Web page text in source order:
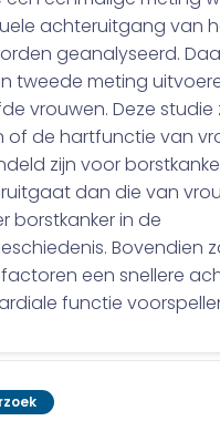
achteruitgang van
geanalyseerd.
tweede meting
vrouwen. Deze studie
of de hartfunctie van
zijn voor
dan die van
borstkanker in de
Bovendien
een snellere
functie